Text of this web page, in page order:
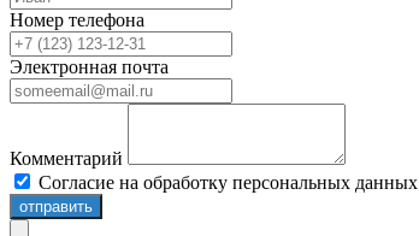
Номер телефона
Электронная почта
Комментарий
Согласие на обработку персональных данных
отправить